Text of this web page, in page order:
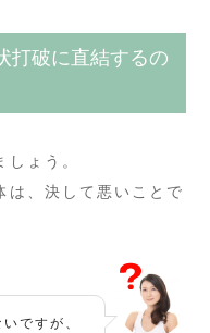
打破に直結するの
ょう。
は、決して悪いことで
ですが、